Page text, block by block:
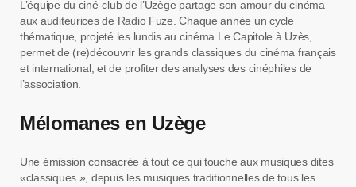
L’équipe du ciné-club de l’Uzège partage son amour du cinéma
aux auditeurices de Radio Fuze. Chaque année un cycle
thématique, projeté les lundis au cinéma Le Capitole à Uzès,
permet de (re)découvrir les grands classiques du cinéma français
et international, et de profiter des analyses des cinéphiles de
l’association.
Mélomanes en Uzège
Une émission consacrée à tout ce qui touche aux musiques dites
«classiques », depuis les musiques traditionnelles de tous les